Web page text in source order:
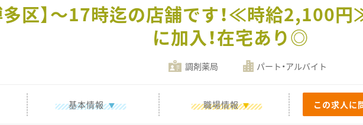
多区】～17時迄の店舗です！≪時給2,100
に加入！在宅あり◎
調剤薬局 パート・アルバイト
基本情報 職場情報 この求人に